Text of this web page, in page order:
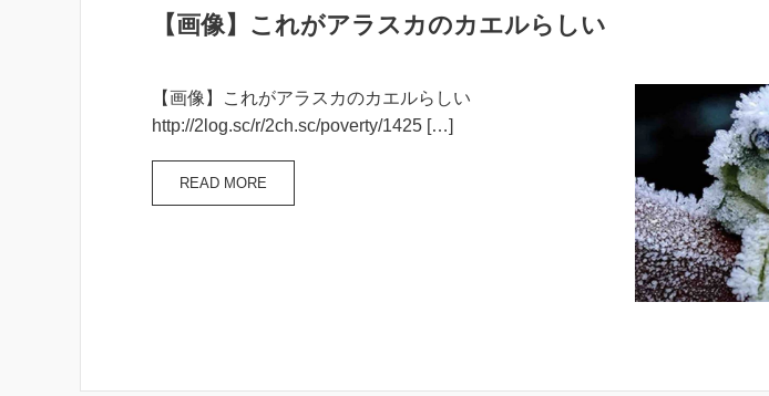
【画像】これがアラスカのカエルらしい
【画像】これがアラスカのカエルらしい
http://2log.sc/r/2ch.sc/poverty/1425 […]
READ MORE